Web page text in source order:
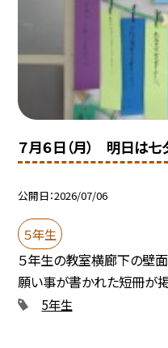
７月６日（月） 明日は七
公開日 2026/07/06
５年生
５年生の教室横廊下の壁
願い事が書かれた短冊が
5年生